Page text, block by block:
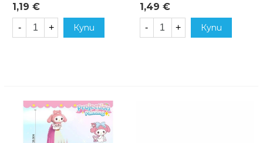
1,19 €
- + Купи
1,49 €
- + Купи